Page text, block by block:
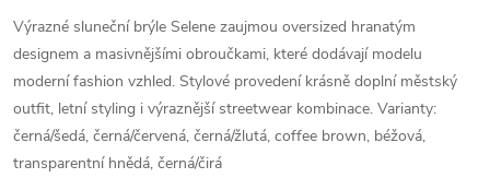
Výrazné sluneční brýle Selene zaujmou oversized hranatým
designem a masivnějšími obroučkami, které dodávají modelu
moderní fashion vzhled. Stylové provedení krásně doplní městský
outfit, letní styling i výraznější streetwear kombinace. Varianty:
černá/šedá, černá/červená, černá/žlutá, coffee brown, béžová,
transparentní hnědá, černá/čirá